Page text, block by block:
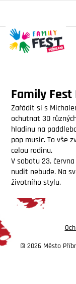
Family
Zařádit si s
ochutnat 30
hladinu na
pop music. To vše
celou rodinu.
V sobotu 23.
nudit nebude. Na
životního stylu.
© 2026 Město